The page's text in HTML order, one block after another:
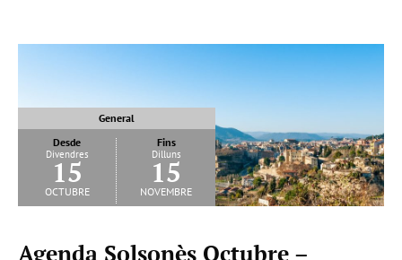
General
Desde
Divendres
15
octubre
Fins
Dilluns
15
novembre
Agenda Solsonès Octubre –